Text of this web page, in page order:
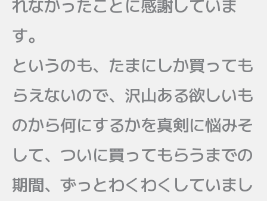
れなかったことに感謝していま
す。
というのも、たまにしか買っても
らえないので、沢山ある欲しいも
のから何にするかを真剣に悩みそ
して、ついに買ってもらうまでの
期間、ずっとわくわくしていまし